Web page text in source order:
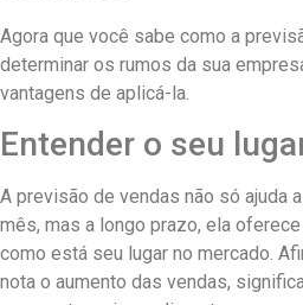
Agora que você sabe como a
determinar os rumos da sua
vantagens de aplicá-la.
Entender o seu
A previsão de vendas não só ajuda
mês, mas a longo prazo, ela
como está seu lugar no mercado.
nota o aumento das vendas,